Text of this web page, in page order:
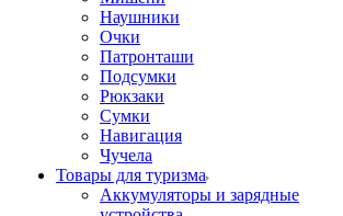
Наушники
Очки
Патронташи
Подсумки
Рюкзаки
Сумки
Навигация
Чучела
Товары для туризма
Аккумуляторы и зарядные